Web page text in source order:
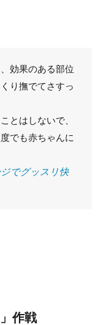
効果のある部位
り撫でてさすっ
とはしないで、
でも赤ちゃんに
でグッスリ快
作戦